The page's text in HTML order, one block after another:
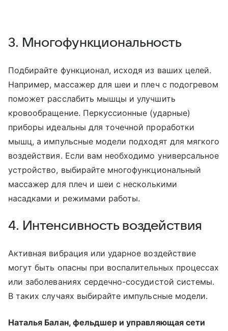
3. Многофункциональность
Подбирайте функционал, исходя из ваших целей.
Например, массажер для шеи и плеч с подогревом
поможет расслабить мышцы и улучшить
кровообращение. Перкуссионные (ударные)
приборы идеальны для точечной проработки
мышц, а импульсные модели подходят для мягкого
воздействия. Если вам необходимо универсальное
устройство, выбирайте многофункциональный
массажер для плеч и шеи с несколькими
насадками и режимами работы.
4. Интенсивность воздействия
Активная вибрация или ударное воздействие
могут быть опасны при воспалительных процессах
или заболеваниях сердечно-сосудистой системы.
В таких случаях выбирайте импульсные модели.
Наталья Балан, фельдшер и управляющая сети